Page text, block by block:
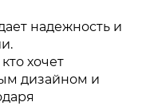
надежность и
хочет
дизайном и